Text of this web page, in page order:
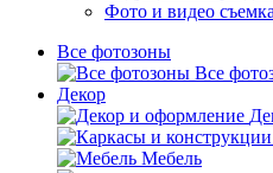
Фото и видео съемка
Все фотозоны
Все
Декор
Мебель